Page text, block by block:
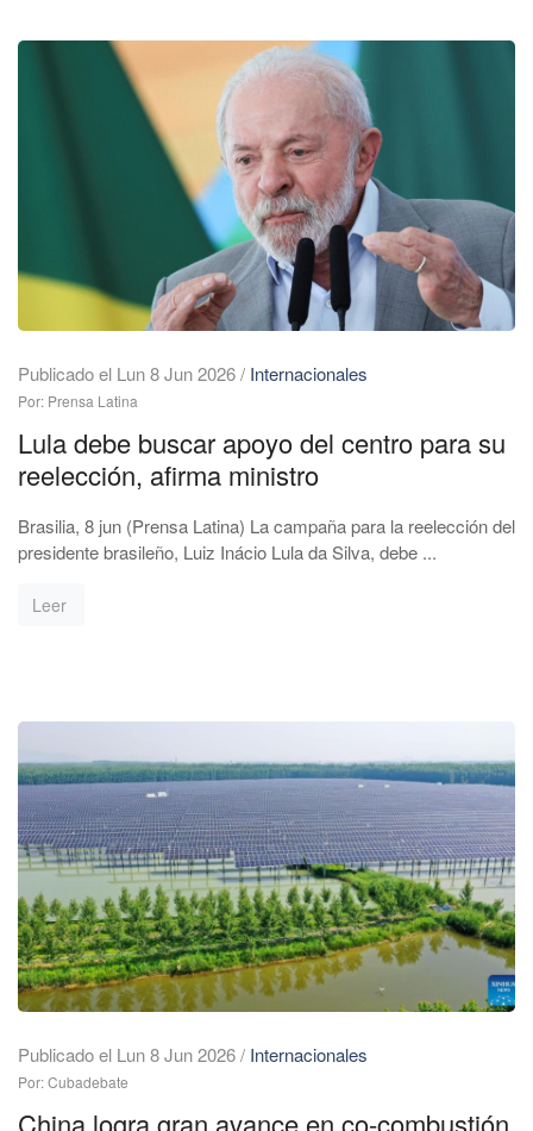
Publicado el Lun 8 Jun 2026/ Internacionales
Por: Prensa Latina
Lula debe buscar apoyo del centro para su
reelección, afirma ministro
Brasilia, 8 jun (Prensa Latina) La campaña para la reelección del
presidente brasileño, Luiz Inácio Lula da Silva, debe ...
Leer
Publicado el Lun 8 Jun 2026/ Internacionales
Por: Cubadebate